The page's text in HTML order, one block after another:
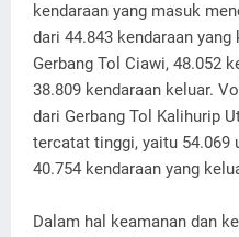
kendaraan yang masuk
dari 44.843 kendaraan
Gerbang Tol Ciawi, 48.052
38.809 kendaraan keluar.
dari Gerbang Tol Kalihurip
tercatat tinggi, yaitu 54.069
40.754 kendaraan yang
Dalam hal keamanan dan